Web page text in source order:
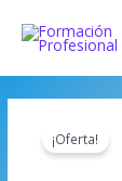
contenido
¡Oferta!